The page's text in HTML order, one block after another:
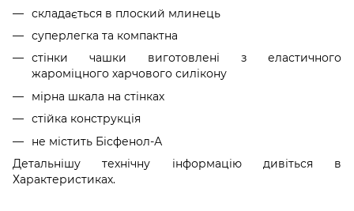
складається в плоский млинець
суперлегка та компактна
стінки чашки виготовлені з еластичного
жароміцного харчового силікону
мірна шкала на стінках
стійка конструкція
не містить Бісфенол-А
Детальнішу технічну інформацію дивіться в
Характеристиках.